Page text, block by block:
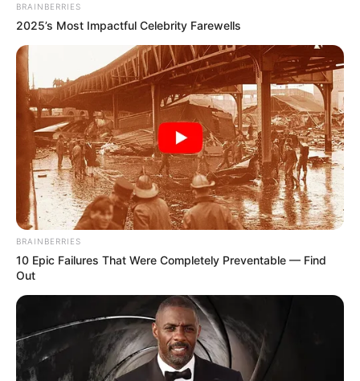
BRAINBERRIES
2025’s Most Impactful Celebrity Farewells
BRAINBERRIES
10 Epic Failures That Were Completely Preventable — Find
Out